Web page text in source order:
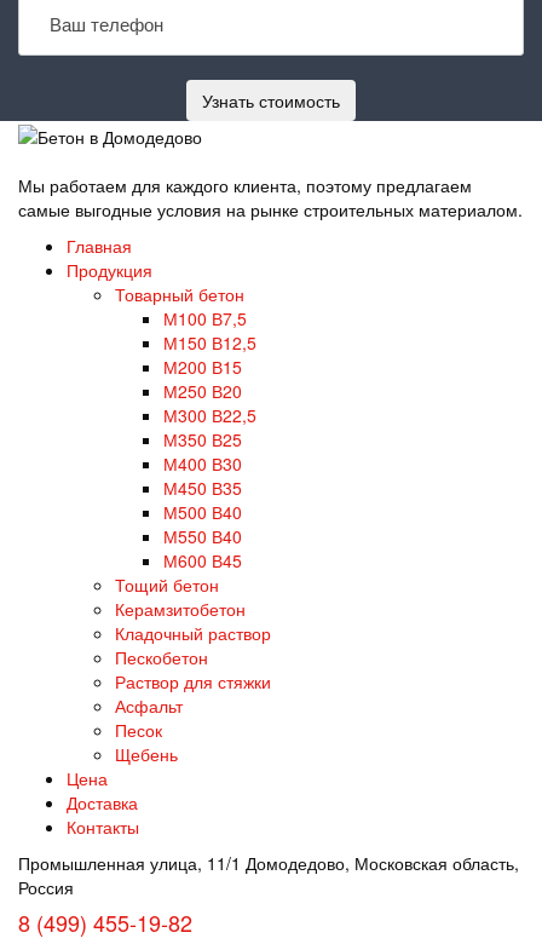
Мы работаем для каждого клиента, поэтому предлагаем
самые выгодные условия на рынке строительных материалом.
Главная
Продукция
Товарный бетон
М100 В7,5
М150 В12,5
М200 В15
М250 В20
М300 В22,5
М350 В25
М400 В30
М450 В35
М500 В40
М550 В40
М600 В45
Тощий бетон
Керамзитобетон
Кладочный раствор
Пескобетон
Раствор для стяжки
Асфальт
Песок
Щебень
Цена
Доставка
Контакты
Промышленная улица, 11/1 Домодедово, Московская область,
Россия
8 (499) 455-19-82